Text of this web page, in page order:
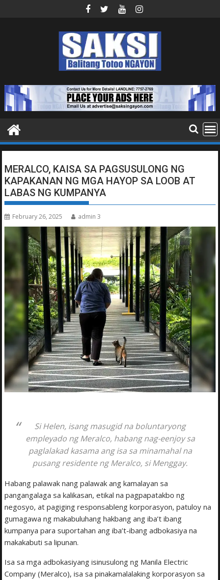
MERALCO, KAISA SA PAGSUSULONG NG
KAPAKANAN NG MGA HAYOP SA LOOB AT
LABAS NG KUMPANYA
February 26, 2025 admin 3
Si Helen, isang masugid na boluntaryong
empleyado ng Meralco, habang nag-eenjoy sa
paglalakad kasama ang isa sa minamahal na
pusang residente ng Meralco, si Menggay.
Habang palawak nang palawak ang kamalayan sa
pangangalaga sa kalikasan, etikal na pagpapatakbo ng
negosyo, at pagiging responsableng korporasyon, patuloy na
gumagawa ng makabuluhang hakbang ang iba’t ibang
kumpanya para suportahan ang iba’t-ibang adbokasiya na
makakabuti sa lipunan.
Isa sa mga adbokasiyang isinusulong ng Manila Electric
Company (Meralco), isa sa pinakamalalaking korporasyon sa